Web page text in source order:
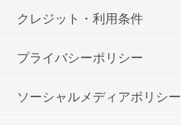
クレジット・利用条件
プライバシーポリシー
ソーシャルメディアポリシー